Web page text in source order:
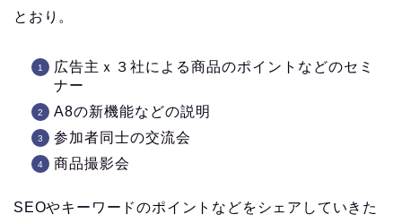
とおり。
広告主ｘ３社による商品のポイントなどのセミ
ナー
A8の新機能などの説明
参加者同士の交流会
商品撮影会
SEOやキーワードのポイントなどをシェアしていきた